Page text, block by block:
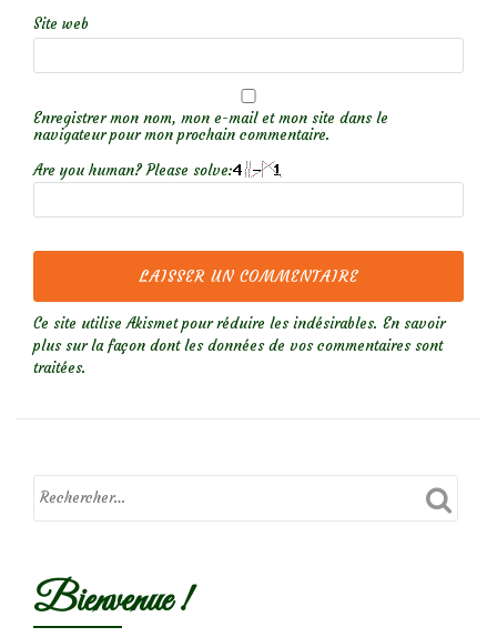
Site web
Enregistrer mon nom, mon e-mail et mon site dans le
navigateur pour mon prochain commentaire.
Are you human? Please solve:
Ce site utilise Akismet pour réduire les indésirables. En savoir
plus sur la façon dont les données de vos commentaires sont
traitées.
Bienvenue !